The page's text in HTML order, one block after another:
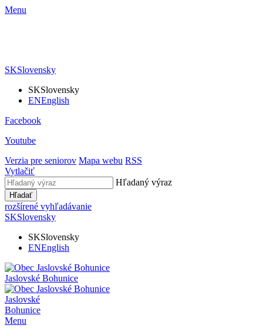
Menu
SKSlovensky
SKSlovensky
ENEnglish
Facebook
Youtube
Verzia pre seniorov Mapa webu RSS
Vytlačiť
Hľadaný výraz
Hľadať
rozšírené vyhľadávanie
SKSlovensky
SKSlovensky
ENEnglish
Jaslovské Bohunice
Jaslovské
Bohunice
Menu